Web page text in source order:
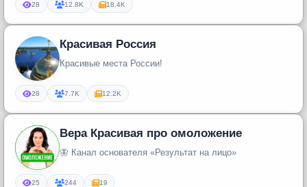
28 12.8K 18.4K
Красивая Россия
Красивые места России!
28 7.7K 12.2K
Вера Красивая про омоложение
🦋 Канал основателя «Результат на лицо»
25 244 19